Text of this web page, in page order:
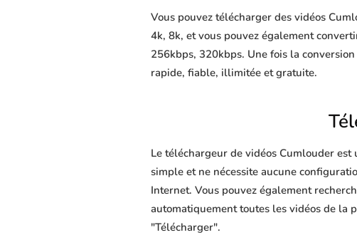
Vous pouvez télécharger des vidéos
4k, 8k, et vous pouvez également
256kbps, 320kbps. Une fois la
rapide, fiable, illimitée et gratuite.
Le téléchargeur de vidéos Cumlouder
simple et ne nécessite aucune
Internet. Vous pouvez également
automatiquement toutes les vidéos de la
"Télécharger".